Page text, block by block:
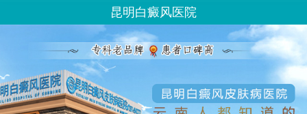
昆明白癜风医院